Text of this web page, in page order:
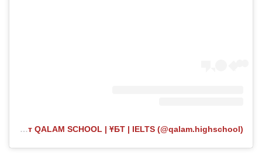
Публикация от QALAM SCHOOL | ҰБТ | IELTS (@qalam.highschool)